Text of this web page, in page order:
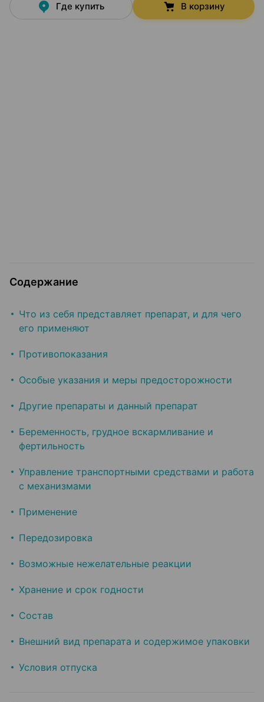
Где купить В корзину
Содержание
Что из себя представляет препарат, и для чего
его применяют
Противопоказания
Особые указания и меры предосторожности
Другие препараты и данный препарат
Беременность, грудное вскармливание и
фертильность
Управление транспортными средствами и работа
с механизмами
Применение
Передозировка
Возможные нежелательные реакции
Хранение и срок годности
Состав
Внешний вид препарата и содержимое упаковки
Условия отпуска